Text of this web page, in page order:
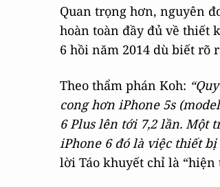
Quan trọng hơn, nguyên
hoàn toàn đầy đủ về thiết
6 hồi năm 2014 dù biết rõ
Theo thẩm phán Koh:
cong hơn iPhone 5s
6 Plus lên tới 7,2 lần. Một
iPhone 6 đó là việc thiết
lời Táo khuyết chỉ là